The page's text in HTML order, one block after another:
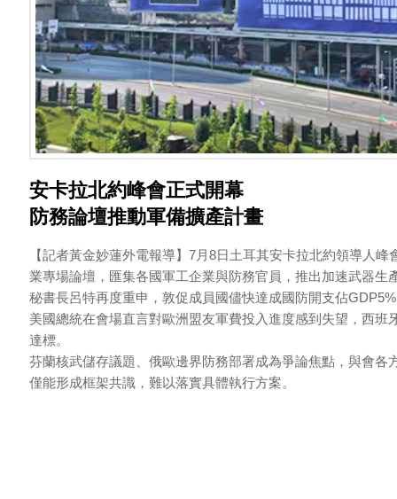
安卡拉北約峰會正式開幕
防務論壇推動軍備擴產計畫
【記者黃金妙蓮外電報導】7月8日土耳其安卡拉北約領導人
業專場論壇，匯集各國軍工企業與防務官員，推出加速武器生
秘書長呂特再度重申，敦促成員國儘快達成國防開支佔
美國總統在會場直言對歐洲盟友軍費投入進度感到失望，西班
達標。
芬蘭核武儲存議題、俄歐邊界防務部署成為爭論焦點，與會各
僅能形成框架共識，難以落實具體執行方案。